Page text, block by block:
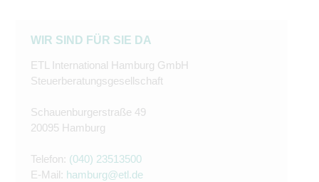
WIR SIND FÜR SIE DA
ETL International Hamburg GmbH
Steuerberatungsgesellschaft
Schauenburgerstraße 49
20095 Hamburg
Telefon: (040) 23513500
E-Mail: hamburg@etl.de